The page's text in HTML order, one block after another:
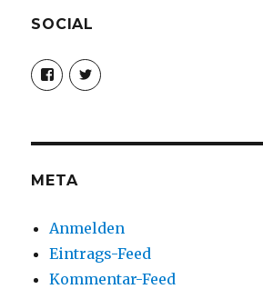
SOCIAL
Profil
von
christoph.fleischer1
anzeigen
Profil
von
ChristophFl
anzeigen
META
Anmelden
Eintrags-Feed
Kommentar-Feed